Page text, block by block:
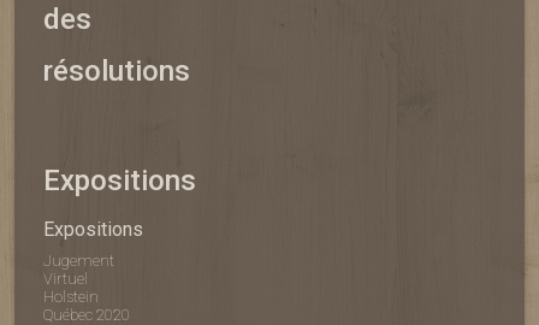
des
résolutions
Expositions
Expositions
Jugement
Virtuel
Holstein
Québec 2020